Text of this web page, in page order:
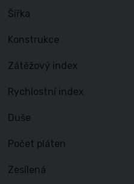
Šířka
Konstrukce
Zátěžový index
Rychlostní index
Duše
Počet pláten
Zesílená